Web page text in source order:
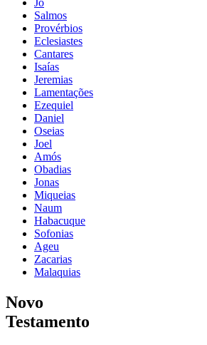
Jó
Salmos
Provérbios
Eclesiastes
Cantares
Isaías
Jeremias
Lamentações
Ezequiel
Daniel
Oseias
Joel
Amós
Obadias
Jonas
Miqueias
Naum
Habacuque
Sofonias
Ageu
Zacarias
Malaquias
Novo
Testamento